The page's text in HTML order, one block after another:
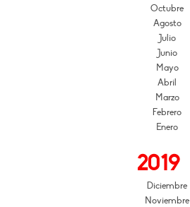
Octubre
Agosto
Julio
Junio
Mayo
Abril
Marzo
Febrero
Enero
2019
Diciembre
Noviembre